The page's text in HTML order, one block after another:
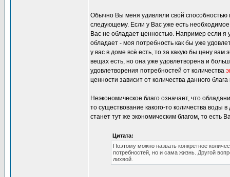
Обычно Вы меня удивляли свой способностью
следующему. Если у Вас уже есть необходимое
Вас не обладает ценностью. Например если я
обладает - моя потребность как бы уже
у вас в доме всё есть, то за какую бы цену вам
вещах есть, но она уже удовлетворена и
удовлетворения потребностей от количества
ценности зависит от количества данного
Неэкономическое благо означает, что
то существование какого-то количества воды
станет тут же экономическим благом, то есть
Цитата:
Поэтому можно назвать конкретное
потребностей, но и сама жизнь. Другой
лихвой.